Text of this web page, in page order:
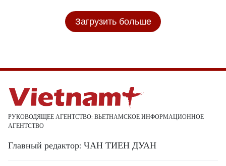
Загрузить больше
РУКОВОДЯЩЕЕ АГЕНТСТВО: ВЬЕТНАМСКОЕ ИНФОРМАЦИОННОЕ
АГЕНТСТВО
Главный редактор: ЧАН ТИЕН ДУАН